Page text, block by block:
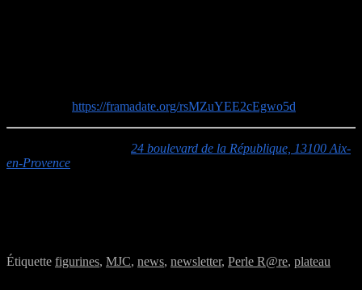
https://framadate.org/rsMZuYEE2cEgwo5d
24 boulevard de la République, 13100 Aix-
en-Provence
Étiquette figurines, MJC, news, newsletter, Perle R@re, plateau